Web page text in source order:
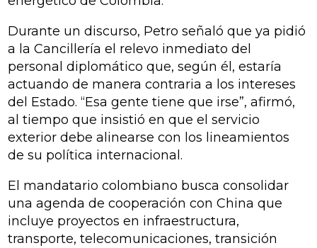
Durante un discurso, Petro señaló que ya pidió
a la Cancillería el relevo inmediato del
personal diplomático que, según él, estaría
actuando de manera contraria a los intereses
del Estado. “Esa gente tiene que irse”, afirmó,
al tiempo que insistió en que el servicio
exterior debe alinearse con los lineamientos
de su política internacional.
El mandatario colombiano busca consolidar
una agenda de cooperación con China que
incluye proyectos en infraestructura,
transporte, telecomunicaciones, transición